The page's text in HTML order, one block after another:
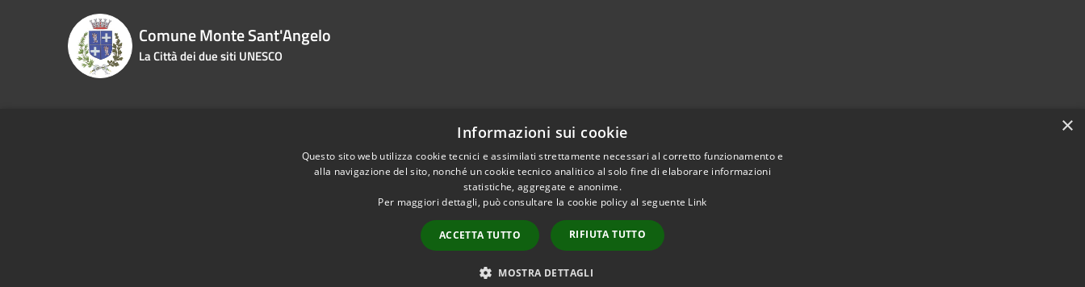
Comune Monte Sant'Angelo
La Città dei due siti UNESCO
Phone:0884566206
info@montesantangelo.it
protocollo@montesantangelo.it
Copyright © 2026 • Comune Monte Sant'Angelo • Powered by
×
Informazioni sui cookie
Questo sito web utilizza cookie tecnici e assimilati strettamente necessari al corretto funzionamento e
alla navigazione del sito, nonché un cookie tecnico analitico al solo fine di elaborare informazioni
statistiche, aggregate e anonime.
Per maggiori dettagli, può consultare la cookie policy al seguente Link
ACCETTA TUTTO RIFIUTA TUTTO
MOSTRA DETTAGLI